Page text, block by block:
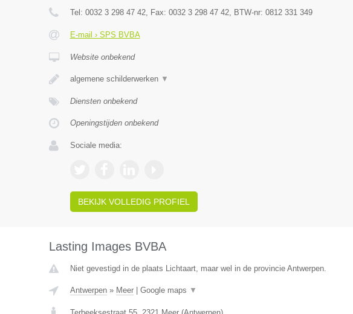
Tel: 0032 3 298 47 42, Fax: 0032 3 298 47 42, BTW-nr: 0812 331 349
E-mail › SPS BVBA
Website onbekend
algemene schilderwerken ▼
Diensten onbekend
Openingstijden onbekend
Sociale media:
BEKIJK VOLLEDIG PROFIEL
Lasting Images BVBA
Niet gevestigd in de plaats Lichtaart, maar wel in de provincie Antwerpen.
Antwerpen» Meer| Google maps ▼